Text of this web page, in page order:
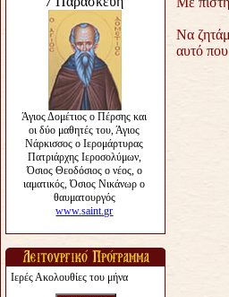
Ιερές Ακολουθίες του μήνα
Να
αυτό